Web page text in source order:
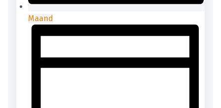
Maand